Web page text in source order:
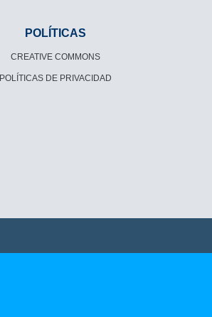
POLÍTICAS
CREATIVE COMMONS
POLÍTICAS DE PRIVACIDAD